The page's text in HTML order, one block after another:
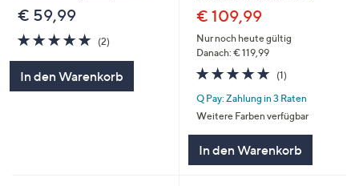
€ 59,99
5.0
von
(2)
In den Warenkorb
€ 109,99
Nur noch heute gültig
Danach: € 119,99
5.0
von
5
(1)
Q Pay: Zahlung in 3 Raten
Weitere Farben verfügbar
In den Warenkorb